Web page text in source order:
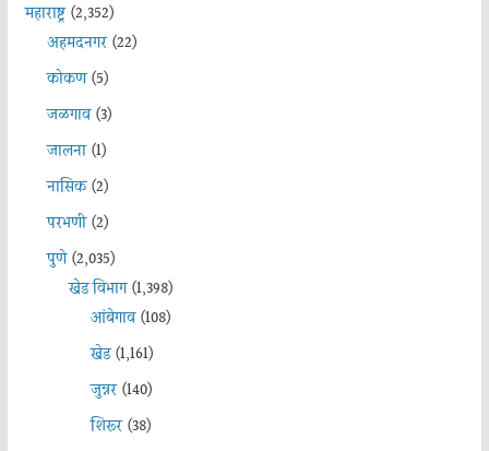
महाराष्ट्र(2,352)
अहमदनगर(22)
कोकण(5)
जळगाव(3)
जालना(1)
नासिक(2)
परभणी(2)
पुणे(2,035)
खेड विभाग(1,398)
आंबेगाव(108)
खेड(1,161)
जुन्नर(140)
शिरूर(38)